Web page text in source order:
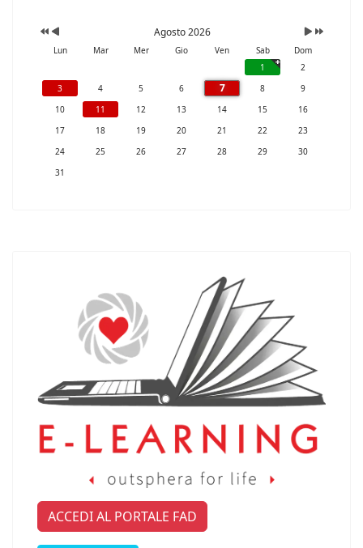
Agosto 2026
Lun Mar Mer Gio Ven Sab
Dom
1
2
3
4 5 6 7 8
9
10
11 12 13 14 15
16
17
18 19 20 21 22
23
24
25 26 27 28 29
30
31
ACCEDI AL PORTALE FAD